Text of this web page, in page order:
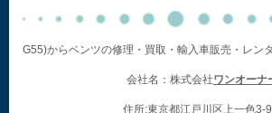
G55)からベンツの修理・買取・輸入車販売・レン
会社名：株式会社ワンオーナ
住所:東京都江戸川区上一色3-